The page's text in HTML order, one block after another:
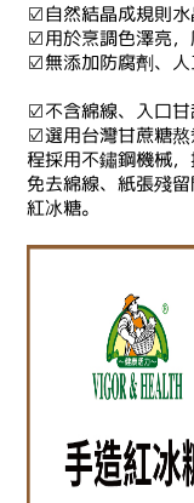
☑自然結晶成規則水
☑用於烹調色澤亮，
☑無添加防腐劑、人
☑不含綿線、入口甘
☑選用台灣甘蔗糖
程採用不鏽鋼機械，
免去綿線、紙張殘
紅冰糖。